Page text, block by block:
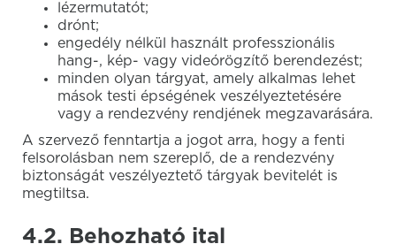
lézermutatót;
drónt;
engedély nélkül használt professzionális
hang-, kép- vagy videórögzítő berendezést;
minden olyan tárgyat, amely alkalmas lehet
mások testi épségének veszélyeztetésére
vagy a rendezvény rendjének megzavarására.
A szervező fenntartja a jogot arra, hogy a fenti
felsorolásban nem szereplő, de a rendezvény
biztonságát veszélyeztető tárgyak bevitelét is
megtiltsa.
4.2. Behozható ital